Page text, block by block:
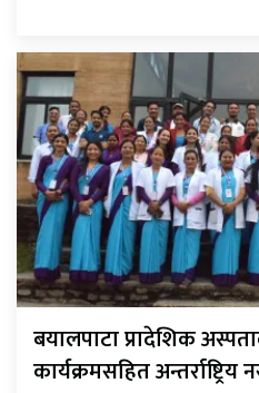
बयालपाटा प्रादेशिक
कार्यक्रमसहित